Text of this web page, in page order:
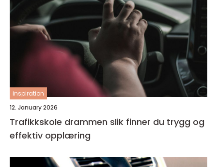
inspiration
12. January 2026
Trafikkskole drammen slik finner du trygg og
effektiv opplæring